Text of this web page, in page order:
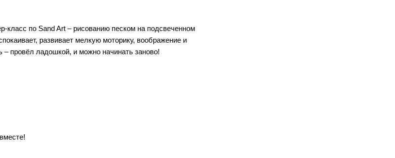
класс по Sand Art – рисованию песком на подсвеченном
развивает мелкую моторику, воображение и
– провёл ладошкой, и можно начинать заново!